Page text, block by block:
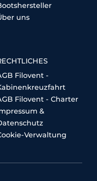
uns
Filovent -
Filovent - Charter
&
Verwaltung